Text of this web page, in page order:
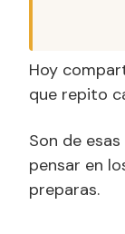
Hoy
que repito
Son de
pensar en
preparas.